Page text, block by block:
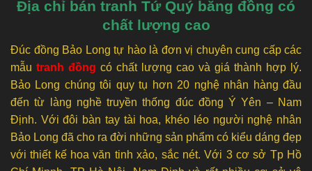
Địa chỉ bán tranh Tứ Quý bằng đồng có
chất lượng cao
Đúc đồng Bảo Long tự hào là đơn vị chuyên cung cấp các
mẫu tranh đồng có chất lượng cao và giá thành hợp lý.
Bảo Long chúng tôi quy tụ hơn 20 nghệ nhân hàng đầu
đến từ làng nghề truyền thống đúc đồng Ý Yên – Nam
Định. Với đôi bàn tay tài hoa, khéo léo người nghệ nhân
Bảo Long đã cho ra đời những sản phẩm có kiểu dáng đẹp
với thiết kế hoa văn tinh xảo, sắc nét. Với 3 cơ sở Tp Hồ